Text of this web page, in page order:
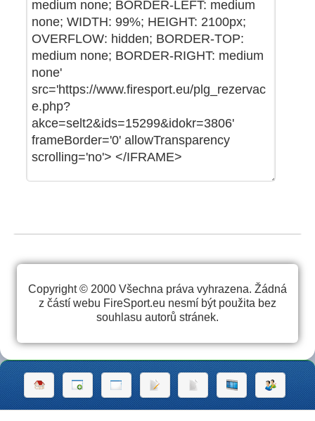
Copyright © 2000 Všechna práva vyhrazena. Žádná
z částí webu FireSport.eu nesmí být použita bez
souhlasu autorů stránek.